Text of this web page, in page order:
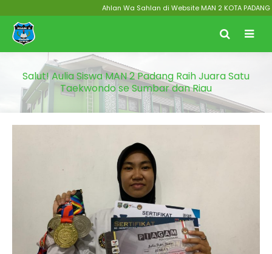
Ahlan Wa Sahlan di Website MAN 2 KOTA PADANG
Salut! Aulia Siswa MAN 2 Padang Raih Juara Satu
Taekwondo se Sumbar dan Riau